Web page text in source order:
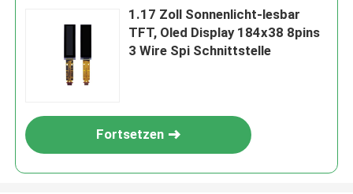
1.17 Zoll Sonnenlicht-lesbar
TFT, Oled Display 184x38 8pins
3 Wire Spi Schnittstelle
Fortsetzen